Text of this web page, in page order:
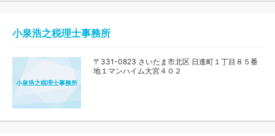
小泉浩之税理士事務所
小泉浩之税理士事務所
〒331-0823 さいたま市北区 日進町１丁目８５番
地１マンハイム大宮４０２